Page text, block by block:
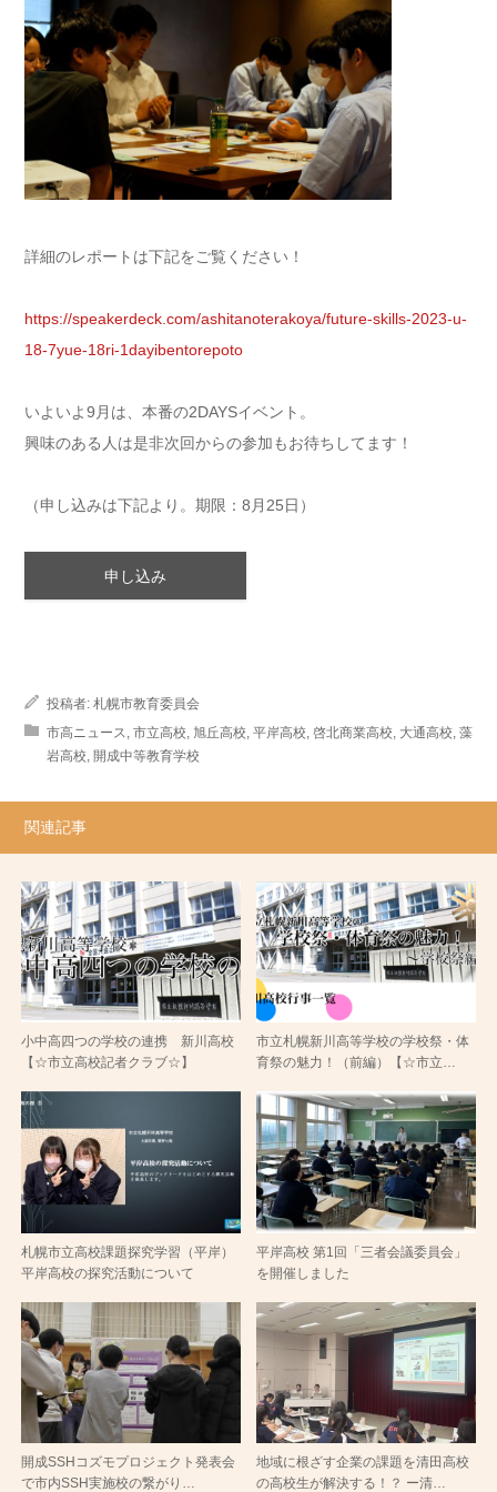
詳細のレポートは下記をご覧ください！
https://speakerdeck.com/ashitanoterakoya/future-skills-2023-u-
18-7yue-18ri-1dayibentorepoto
いよいよ9月は、本番の2DAYSイベント。
興味のある人は是非次回からの参加もお待ちしてます！
（申し込みは下記より。期限：8月25日）
申し込み
投稿者: 札幌市教育委員会
市高ニュース, 市立高校, 旭丘高校, 平岸高校, 啓北商業高校, 大通高校, 藻
岩高校, 開成中等教育学校
関連記事
小中高四つの学校の連携 新川高校
【☆市立高校記者クラブ☆】
市立札幌新川高等学校の学校祭・体
育祭の魅力！（前編）【☆市立…
札幌市立高校課題探究学習（平岸）
平岸高校の探究活動について
平岸高校 第1回「三者会議委員会」
を開催しました
開成SSHコズモプロジェクト発表会
で市内SSH実施校の繋がり…
地域に根ざす企業の課題を清田高校
の高校生が解決する！？ ー清…